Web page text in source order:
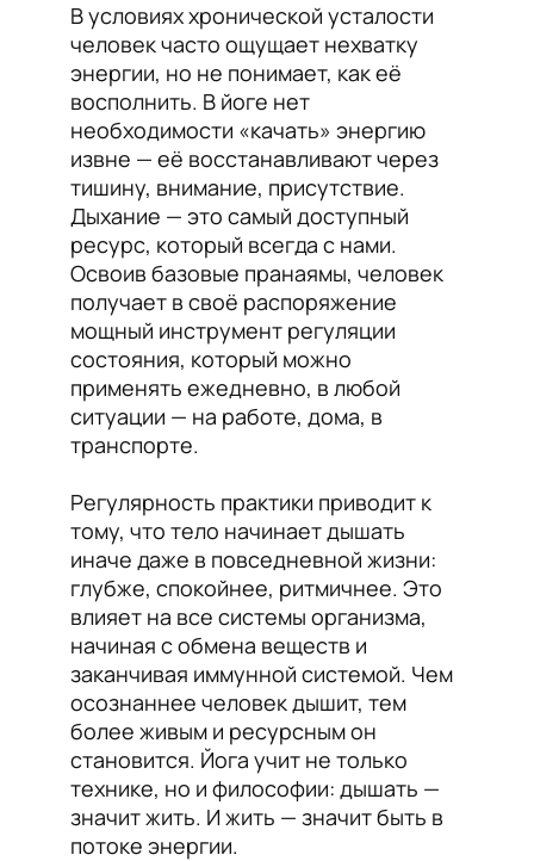
В условиях хронической усталости
человек часто ощущает нехватку
энергии, но не понимает, как её
восполнить. В йоге нет
необходимости «качать» энергию
извне — её восстанавливают через
тишину, внимание, присутствие.
Дыхание — это самый доступный
ресурс, который всегда с нами.
Освоив базовые пранаямы, человек
получает в своё распоряжение
мощный инструмент регуляции
состояния, который можно
применять ежедневно, в любой
ситуации — на работе, дома, в
транспорте.
Регулярность практики приводит к
тому, что тело начинает дышать
иначе даже в повседневной жизни:
глубже, спокойнее, ритмичнее. Это
влияет на все системы организма,
начиная с обмена веществ и
заканчивая иммунной системой. Чем
осознаннее человек дышит, тем
более живым и ресурсным он
становится. Йога учит не только
технике, но и философии: дышать —
значит жить. И жить — значит быть в
потоке энергии.